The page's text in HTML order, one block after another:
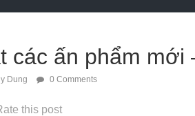
các ấn phẩm mới
Dung 0 Comments
this post